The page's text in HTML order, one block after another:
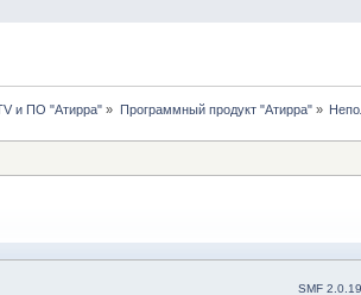
и ПО "Атирра" » Программный продукт "Атирра"»
SMF 2.0.19